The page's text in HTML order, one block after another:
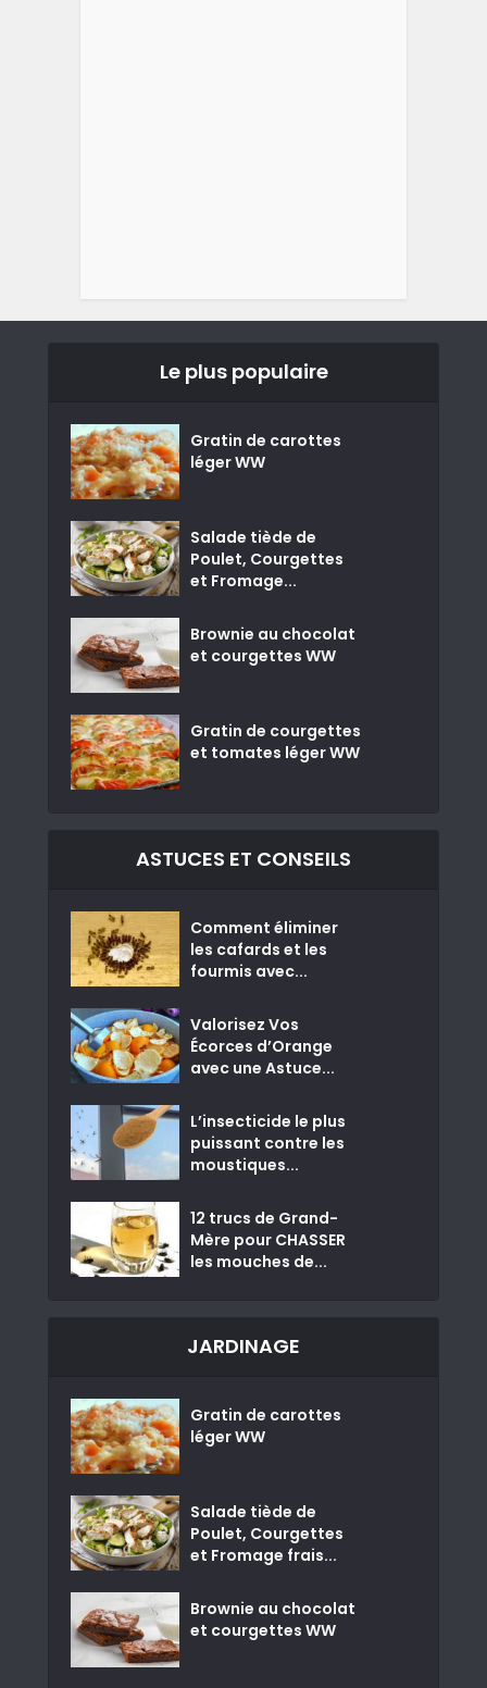
Le plus populaire
Gratin de carottes
léger WW
Salade tiède de
Poulet, Courgettes
et Fromage...
Brownie au chocolat
et courgettes WW
Gratin de courgettes
et tomates léger WW
ASTUCES ET CONSEILS
Comment éliminer
les cafards et les
fourmis avec...
Valorisez Vos
Écorces d’Orange
avec une Astuce...
L’insecticide le plus
puissant contre les
moustiques...
12 trucs de Grand-
Mère pour CHASSER
les mouches de...
JARDINAGE
Gratin de carottes
léger WW
Salade tiède de
Poulet, Courgettes
et Fromage frais...
Brownie au chocolat
et courgettes WW